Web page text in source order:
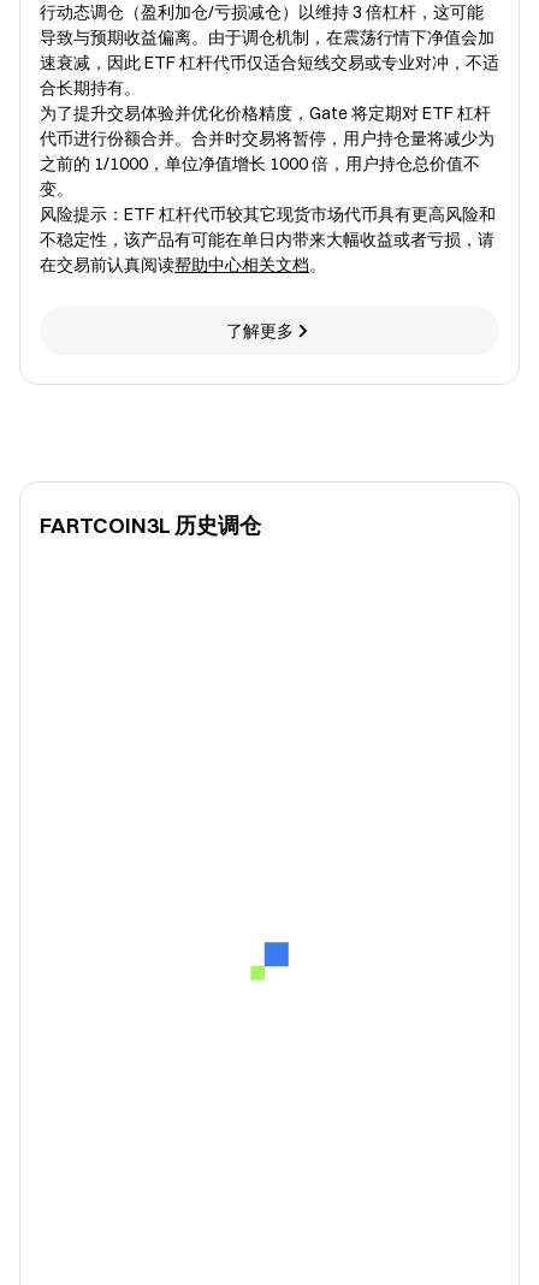
行动态调仓（盈利加仓/亏损减仓）以维持 3 倍杠杆，这可能
导致与预期收益偏离。由于调仓机制，在震荡行情下净值会加
速衰减，因此 ETF 杠杆代币仅适合短线交易或专业对冲，不适
合长期持有。
为了提升交易体验并优化价格精度，Gate 将定期对 ETF 杠杆
代币进行份额合并。合并时交易将暂停，用户持仓量将减少为
之前的 1/1000，单位净值增长 1000 倍，用户持仓总价值不
变。
风险提示：ETF 杠杆代币较其它现货市场代币具有更高风险和
不稳定性，该产品有可能在单日内带来大幅收益或者亏损，请
在交易前认真阅读帮助中心相关文档。
了解更多
FARTCOIN3L 历史调仓